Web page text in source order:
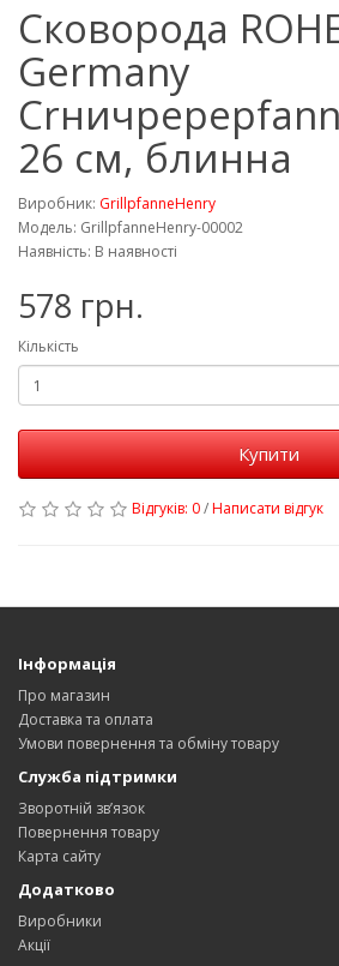
Сковорода
Germany
26 см, блинна
Виробник: GrillpfanneHenry
Модель: GrillpfanneHenry-00002
Наявність: В наявності
578 грн.
Кількість
Купити
Відгуків: 0/Написати відгук
Інформація
Про магазин
Доставка та оплата
Умови повернення та обміну товару
Служба підтримки
Зворотній зв’язок
Повернення товару
Карта сайту
Додатково
Виробники
Акції